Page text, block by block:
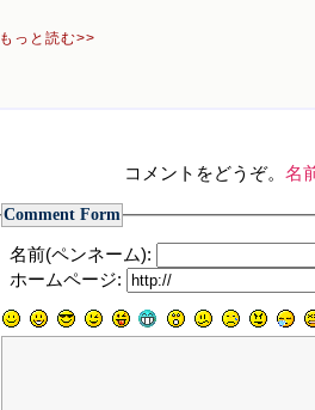
もっと読む>>
コメントをどうぞ。 名
Comment Form
名前(ペンネーム):
ホームページ: